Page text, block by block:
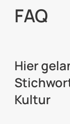
FAQ
Hier
Kultur